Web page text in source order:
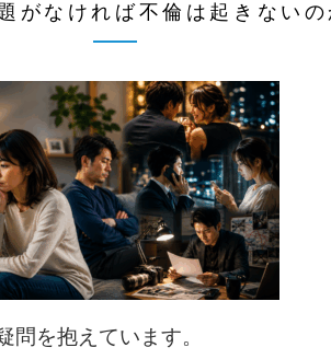
がなければ不倫は起きないの
を抱えています。